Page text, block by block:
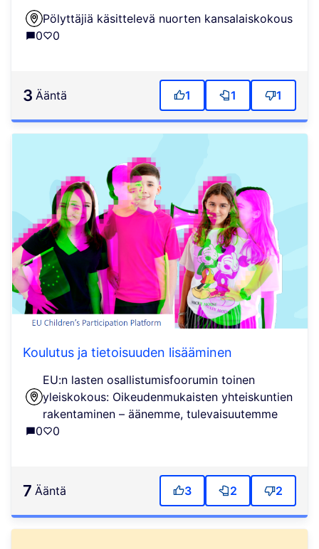
Pölyttäjiä käsittelevä nuorten kansalaiskokous
0
0
3 ääntä 1 1 1
Koulutus ja tietoisuuden lisääminen
EU:n lasten osallistumisfoorumin toinen
yleiskokous: Oikeudenmukaisten yhteiskuntien
rakentaminen – äänemme, tulevaisuutemme
0
0
7 ääntä 3 2 2